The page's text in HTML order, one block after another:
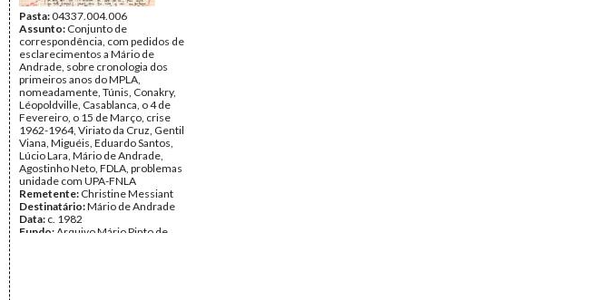
Pasta:04337.004.006
Assunto: Conjunto de
correspondência, com pedidos de
esclarecimentos a Mário de
Andrade, sobre cronologia dos
primeiros anos do MPLA,
nomeadamente, Túnis, Conakry,
Léopoldville, Casablanca, o 4 de
Fevereiro, o 15 de Março, crise
1962-1964, Viriato da Cruz, Gentil
Viana, Miguéis, Eduardo Santos,
Lúcio Lara, Mário de Andrade,
Agostinho Neto, FDLA, problemas
unidade com UPA-FNLA
Remetente: Christine Messiant
Destinatário:Mário de Andrade
Data: c. 1982
Fundo: Arquivo Mário Pinto de